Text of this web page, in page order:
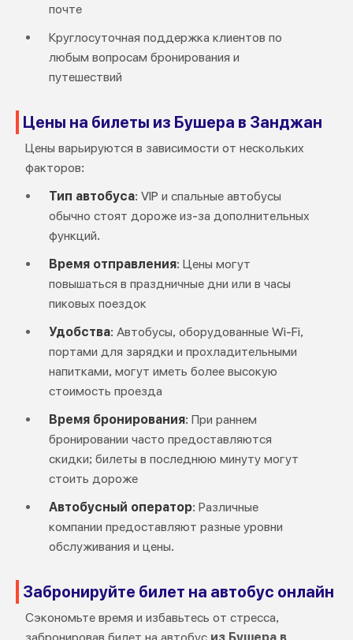
почте
Круглосуточная поддержка клиентов по
любым вопросам бронирования и
путешествий
Цены на билеты из Бушера в Занджан
Цены варьируются в зависимости от нескольких
факторов:
Тип автобуса: VIP и спальные автобусы
обычно стоят дороже из-за дополнительных
функций.
Время отправления: Цены могут
повышаться в праздничные дни или в часы
пиковых поездок
Удобства: Автобусы, оборудованные Wi-Fi,
портами для зарядки и прохладительными
напитками, могут иметь более высокую
стоимость проезда
Время бронирования: При раннем
бронировании часто предоставляются
скидки; билеты в последнюю минуту могут
стоить дороже
Автобусный оператор: Различные
компании предоставляют разные уровни
обслуживания и цены.
Забронируйте билет на автобус онлайн
Сэкономьте время и избавьтесь от стресса,